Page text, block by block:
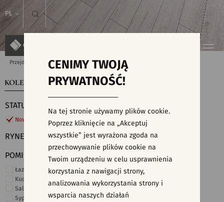
PL
Przejdź do strony głównej Kolekcje
KOLEKCJE WYSZUKIWARKA PŁYTEK
STATUS
Nowości
RYNEK
POMIESZCZENIE
Łazienka
Kuchnia
Salon i hol
Sypialnia
CENIMY TWOJĄ
PRYWATNOŚĆ!
Na tej stronie używamy plików cookie.
Poprzez kliknięcie na „Akceptuj
wszystkie” jest wyrażona zgoda na
przechowywanie plików cookie na
Twoim urządzeniu w celu usprawnienia
korzystania z nawigacji strony,
analizowania wykorzystania strony i
wsparcia naszych działań